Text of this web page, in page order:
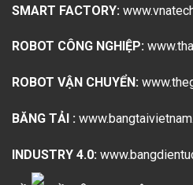
SMART FACTORY:
ROBOT CÔNG NGHIỆP:
ROBOT VẬN CHUYỂN:
BĂNG TẢI :
INDUSTRY 4.0: